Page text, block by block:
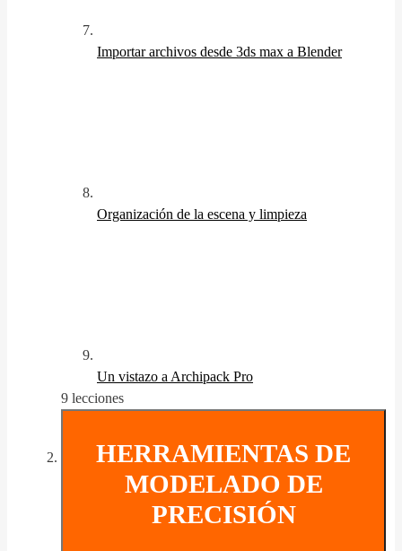
Importar archivos desde 3ds max a Blender
Organización de la escena y limpieza
Un vistazo a Archipack Pro
9 lecciones
HERRAMIENTAS DE
MODELADO DE
PRECISIÓN